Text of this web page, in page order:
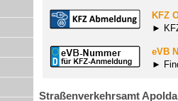
KFZ
►
eVB
►
Straßenverkehrsamt Apolda